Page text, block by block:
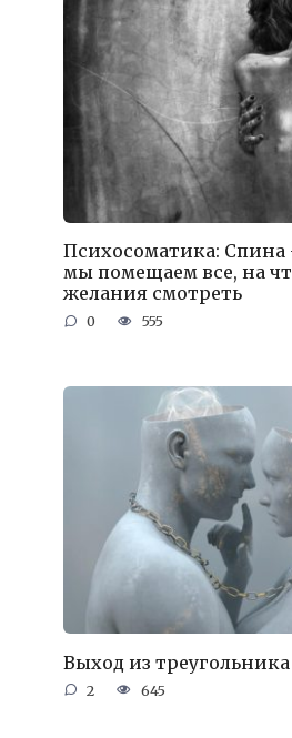
Психосоматика: Спина
мы помещаем все, на
желания смотреть
0 555
Выход из
2 645